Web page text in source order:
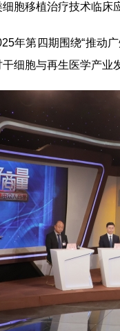
胞移植治疗技术临床
第四期围绕“推动
细胞与再生医学产业